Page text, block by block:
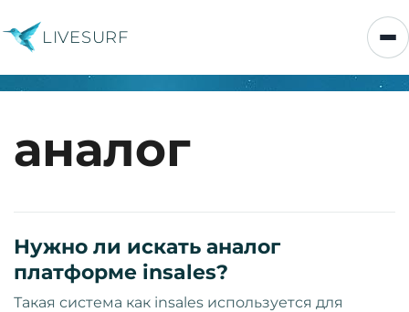
LIVESURF
аналог
Нужно ли искать аналог
платформе insales?
Такая система как insales используется для